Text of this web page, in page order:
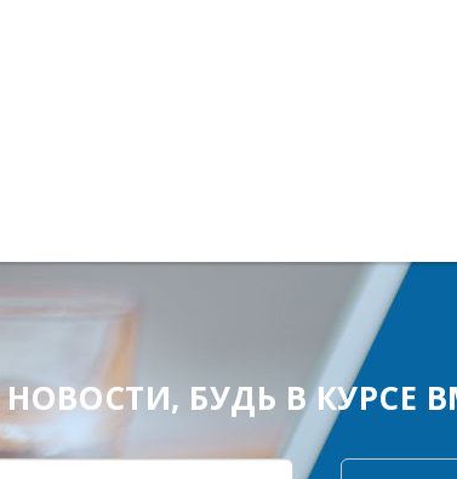
БУДЬ В КУРСЕ